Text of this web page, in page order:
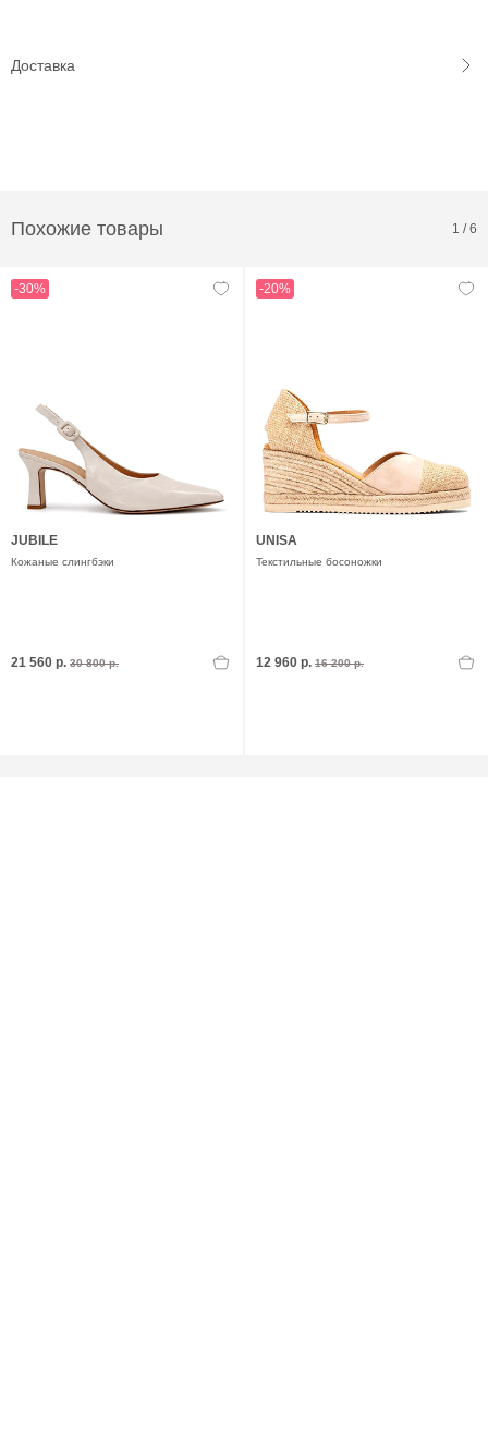
Доставка
Похожие товары 1 /6
-30%
JUBILE
Кожаные слингбэки
21 560 р. 30 800 р.
-20%
UNISA
Текстильные босоножки
12 960 р. 16 200 р.